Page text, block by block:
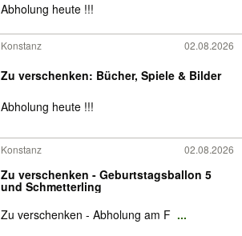
Abholung heute !!!
Konstanz 02.08.2026
Zu verschenken: Bücher, Spiele & Bilder
Abholung heute !!!
Konstanz 02.08.2026
Zu verschenken - Geburtstagsballon 5
und Schmetterling
Zu verschenken - Abholung am F ...